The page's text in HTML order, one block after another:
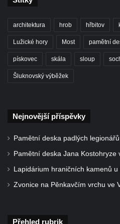
Misijní kříž na kostele svatého
Rychnově u Jablonce nad
Kříž u domu čp. 23 v Pulečném
Kříž u rozcestí u domu čp. 53 v
zámku v Teplicích nad Metují
Antoníčka v Teplicích nad Metují
architektura hrob hřbitov
Lužické hory Most pamětní
pískovec skála sloup
Šluknovský výběžek
Nejnovější příspěvky
Pamětní deska padlých
Pamětní deska Jana Kostohryze
Lapidárium hraničních kamenů
Zvonice na Pěnkavčím vrchu ve
Přehled rubrik